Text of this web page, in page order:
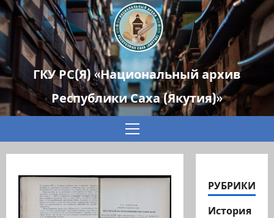
ГКУ РС(Я) «Национальный архив
Республики Саха (Якутия)»
Основное
РУБРИКИ
История